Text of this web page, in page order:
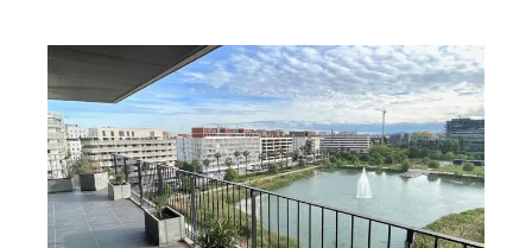
MONTPELLIER 34
85,12 m2, 4 pièces
Ref : 52047
Appartement F4 à louer
1 950 €
par mois charges comprises